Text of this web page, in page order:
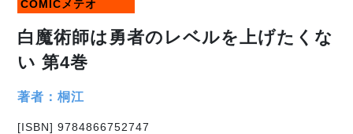
COMICメテオ
白魔術師は勇者のレベルを上げたくな
い 第4巻
著者：桐江
[ISBN] 9784866752747